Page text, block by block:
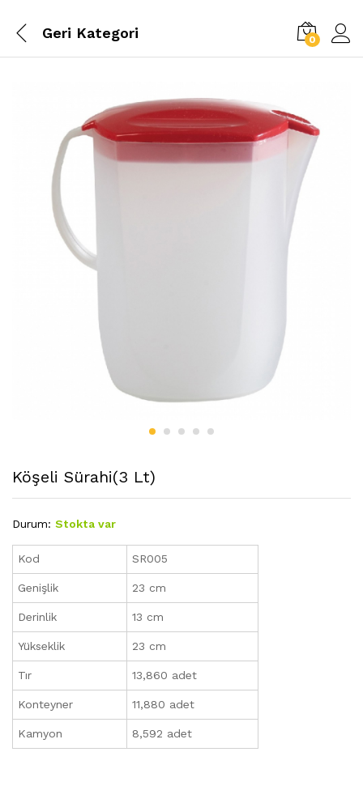
Geri Kategori 0
Köşeli Sürahi(3 Lt)
Durum: Stokta var
Kod SR005
Genişlik 23 cm
Derinlik 13 cm
Yükseklik 23 cm
Tır 13,860 adet
Konteyner 11,880 adet
Kamyon 8,592 adet